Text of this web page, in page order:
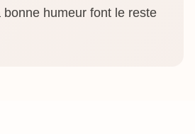
bonne humeur font le reste